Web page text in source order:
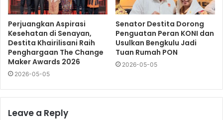
Perjuangkan Aspirasi
Kesehatan di Senayan,
Destita Khairilisani Raih
Penghargaan The Change
Maker Awards 2026
2026-05-05
Senator Destita Dorong
Penguatan Peran KONI dan
Usulkan Bengkulu Jadi
Tuan Rumah PON
2026-05-05
Leave a Reply